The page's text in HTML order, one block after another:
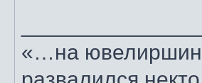
«…на